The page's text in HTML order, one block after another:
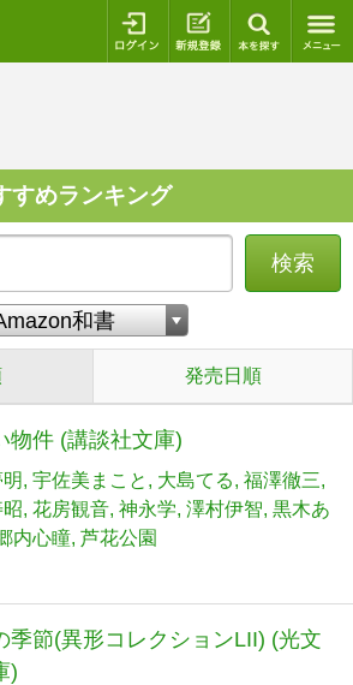
ログイン 新規登録
すめランキング
検索
発売日順
物件 (講談社文庫)
宇佐美まこと 大島てる 福澤徹三
花房観音 神永学 澤村伊智 黒木あ
内心瞳 芦花公園
季節(異形コレクションLII) (光文
)